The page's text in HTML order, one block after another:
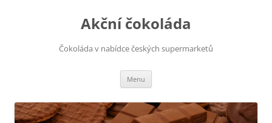
Akční čokoláda
Čokoláda v nabídce českých supermarketů
Menu